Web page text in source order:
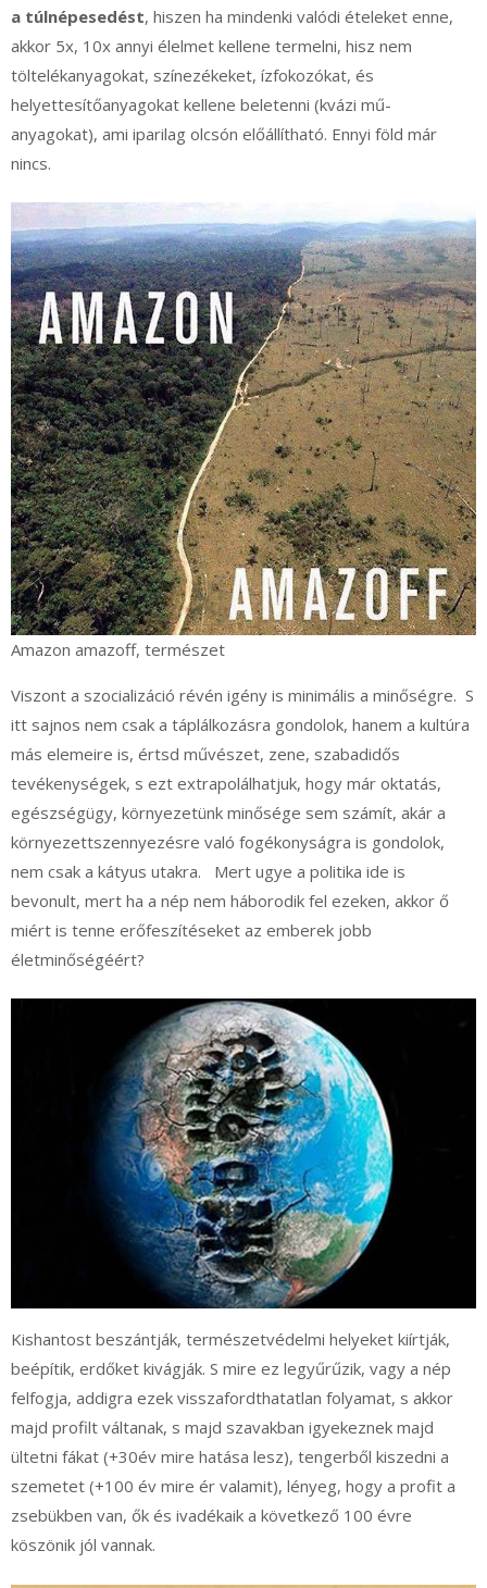
a túlnépesedést, hiszen ha mindenki valódi ételeket enne,
akkor 5x, 10x annyi élelmet kellene termelni, hisz nem
töltelékanyagokat, színezékeket, ízfokozókat, és
helyettesítőanyagokat kellene beletenni (kvázi mű-
anyagokat), ami iparilag olcsón előállítható. Ennyi föld már
nincs.
Amazon amazoff, természet
Viszont a szocializáció révén igény is minimális a minőségre. S
itt sajnos nem csak a táplálkozásra gondolok, hanem a kultúra
más elemeire is, értsd művészet, zene, szabadidős
tevékenységek, s ezt extrapolálhatjuk, hogy már oktatás,
egészségügy, környezetünk minősége sem számít, akár a
környezettszennyezésre való fogékonyságra is gondolok,
nem csak a kátyus utakra. Mert ugye a politika ide is
bevonult, mert ha a nép nem háborodik fel ezeken, akkor ő
miért is tenne erőfeszítéseket az emberek jobb
életminőségéért?
Kishantost beszántják, természetvédelmi helyeket kiírtják,
beépítik, erdőket kivágják. S mire ez legyűrűzik, vagy a nép
felfogja, addigra ezek visszafordthatatlan folyamat, s akkor
majd profilt váltanak, s majd szavakban igyekeznek majd
ültetni fákat (+30év mire hatása lesz), tengerből kiszedni a
szemetet (+100 év mire ér valamit), lényeg, hogy a profit a
zsebükben van, ők és ivadékaik a következő 100 évre
köszönik jól vannak.